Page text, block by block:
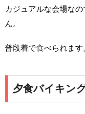
カジュアルな会場な
ん。
普段着で食べられます
夕食バイキン